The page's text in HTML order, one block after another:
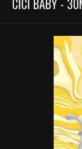
CICI BABY -